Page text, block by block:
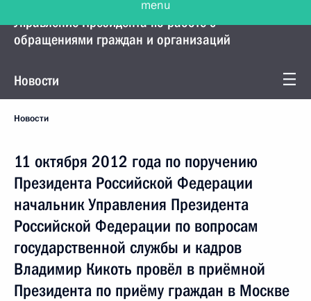
Управление Президента по работе с
обращениями граждан и организаций
Новости
Новости
11 октября 2012 года по поручению
Президента Российской Федерации
начальник Управления Президента
Российской Федерации по вопросам
государственной службы и кадров
Владимир Кикоть провёл в приёмной
Президента по приёму граждан в Москве